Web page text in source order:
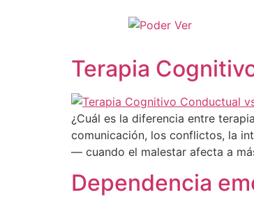
Terapia
¿Cuál es la diferencia entre
comunicación, los conflictos, la
— cuando el malestar afecta a
Dependencia